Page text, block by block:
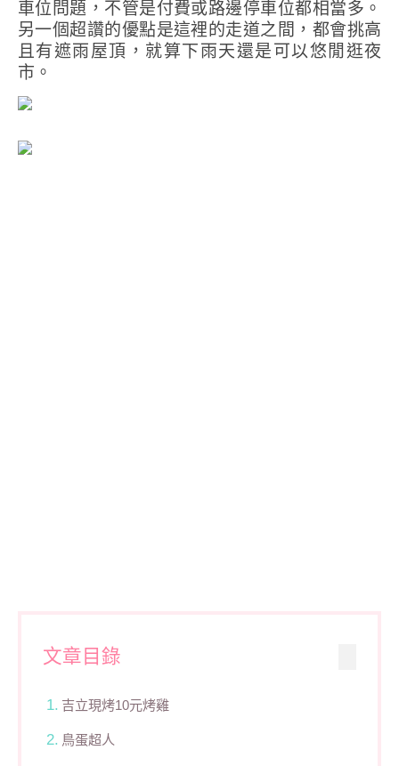
車位問題，不管是付費或路邊停車位都相當多。
另一個超讚的優點是這裡的走道之間，都會挑高
且有遮雨屋頂，就算下雨天還是可以悠閒逛夜
市。
文章目錄
吉立現烤10元烤雞
鳥蛋超人